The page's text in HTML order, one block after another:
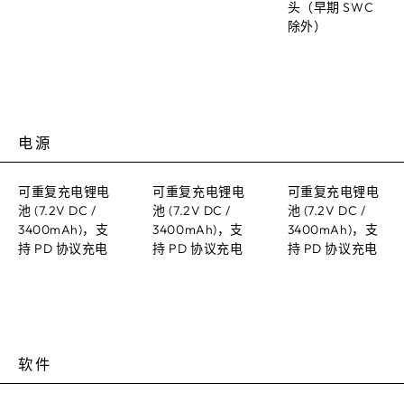
头（早期 SWC
除外）
电源
可重复充电锂电
池 (7.2V DC /
3400mAh)，支
持 PD 协议充电
可重复充电锂电
池 (7.2V DC /
3400mAh)，支
持 PD 协议充电
可重复充电锂电
池 (7.2V DC /
3400mAh)，支
持 PD 协议充电
软件